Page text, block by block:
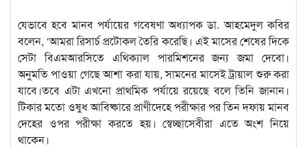
যেভাবে হবে মানব পর্যায়ের গবেষণা অধ্যাপক ডা. আহমেদুল কবির
বলেন, ‘আমরা রিসার্চ প্রটোকল তৈরি করেছি। এই মাসের শেষের দিকে
সেটা বিএমআরসিতে এথিক্যাল পারমিশনের জন্য জমা দেবো।
অনুমতি পাওয়া গেছে আশা করা যায়, সামনের মাসেই ট্রায়াল শুরু করা
যাবে।তবে এটা এখনো প্রাথমিক পর্যায়ে রয়েছে বলে তিনি জানান।
টিকার মতো ওষুধ আবিষ্কারে প্রাণীদেহে পরীক্ষার পর তিন দফায় মানব
দেহের ওপর পরীক্ষা করতে হয়। স্বেচ্ছাসেবীরা এতে অংশ নিয়ে
থাকেন।